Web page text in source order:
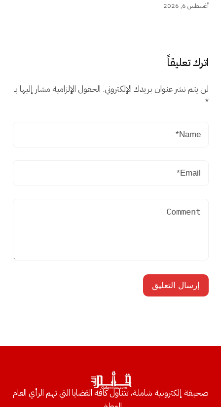
أغسطس 6, 2026
اترك تعليقاً
لن يتم نشر عنوان بريدك الإلكتروني. الحقول الإلزامية مشار إليها بـ
*
صحيفة إلكترونية شاملة، تتناول كافة القضايا التي تهم الرأي العام